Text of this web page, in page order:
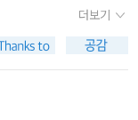
이 해보면 또 다 그렇
일이다. 그렇지만 혼
당신에게 묻고 있
고 있는 나를 발견할
부터 일년 후 저자에
에 지치다 보면 내
게 된다. 내가 아닌
적이 있었나? 하고
더보기